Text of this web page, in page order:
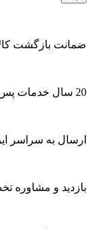
ضمانت بازگشت
20 سال خدمات پس از فروش
ارسال به سراسر
بازدید و مشاوره